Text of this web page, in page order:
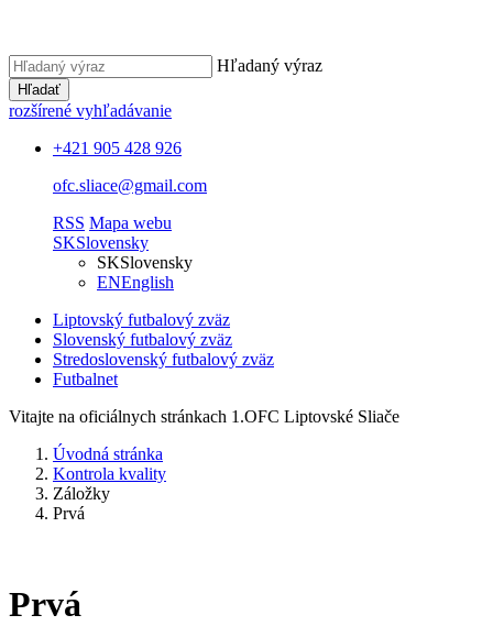
Hľadaný výraz
Hľadať
rozšírené vyhľadávanie
+421 905 428 926
ofc.sliace@gmail.com
RSS Mapa webu
SKSlovensky
SKSlovensky
ENEnglish
Liptovský futbalový zväz
Slovenský futbalový zväz
Stredoslovenský futbalový zväz
Futbalnet
Vitajte na oficiálnych stránkach 1.OFC Liptovské Sliače
Úvodná stránka
Kontrola kvality
Záložky
Prvá
Prvá